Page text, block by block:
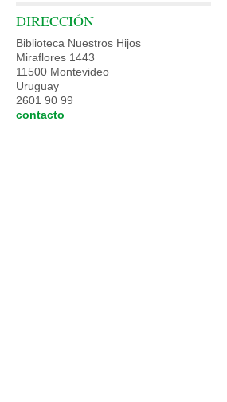
DIRECCIÓN
Biblioteca Nuestros Hijos
Miraflores 1443
11500 Montevideo
Uruguay
2601 90 99
contacto